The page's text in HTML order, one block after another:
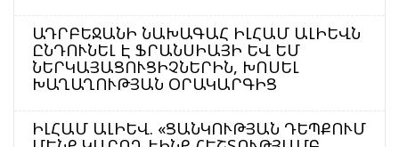
ԱԴՐԲԵՋԱՆԻ ՆԱԽԱԳԱՀ ԻԼՀԱՄ ԱԼԻԵՎՆ
ԸՆԴՈՒՆԵԼ Է ՖՐԱՆՍԻԱՅԻ ԵՎ ԵՄ
ՆԵՐԿԱՅԱՑՈՒՑԻՉՆԵՐԻՆ, ԽՈՍԵԼ
ԽԱՂԱՂՈՒԹՅԱՆ ՕՐԱԿԱՐԳԻՑ
ԻԼՀԱՄ ԱԼԻԵՎ. «ՑԱՆԿՈՒԹՅԱՆ ԴԵՊՔՈՒՄ